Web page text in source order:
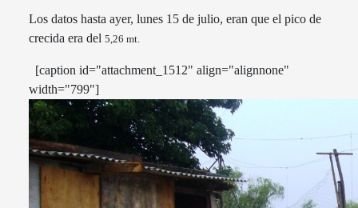
Los datos hasta ayer, lunes 15 de julio, eran que el pico de
crecida era del 5,26 mt.
[caption id="attachment_1512" align="alignnone"
width="799"]